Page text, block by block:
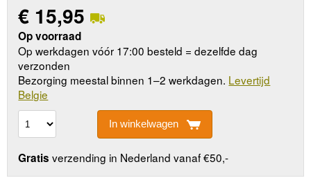
€ 15,95
Op voorraad
Op werkdagen vóór 17:00 besteld = dezelfde dag
verzonden
Bezorging meestal binnen 1–2 werkdagen. Levertijd
Belgie
In winkelwagen
Gratis verzending in Nederland vanaf €50,-